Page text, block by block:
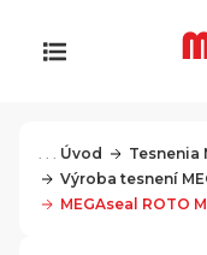
. . . Úvod
Tesnenia
Výroba tesnení
MEGAseal ROTO